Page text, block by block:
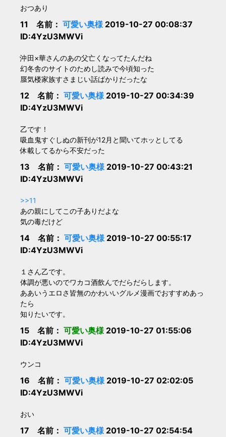
おつあり
11 名前： 可愛い奥様2019-10-27 00:08:37
ID:4YzU3MWVi
沖田×華さんのあの父亡くなってたんだね
幻冬舎のサイトのためし読みで今頃知った
蜃気楼家族すさまじい話ばかりだったな
12 名前： 可愛い奥様2019-10-27 00:34:39
ID:4YzU3MWVi
乙です！
吸血鬼すぐしぬの新刊が12月と聞いてホッとしてる
休載してるから不安だった
13 名前： 可愛い奥様2019-10-27 00:43:21
ID:4YzU3MWVi
>>11
あの親にしてこの子ありだよな
気の毒だけど
14 名前： 可愛い奥様2019-10-27 00:55:17
ID:4YzU3MWVi
１さん乙です。
体調が悪いのでワカコ酒飲んでだらだらします。
ああいうエロさ皆無のかわいいグルメ漫画でおすすめあっ
たら
知りたいです。
15 名前： 可愛い奥様2019-10-27 01:55:06
ID:4YzU3MWVi
ウンコ
16 名前： 可愛い奥様2019-10-27 02:02:05
ID:4YzU3MWVi
おい
17 名前： 可愛い奥様2019-10-27 02:54:54